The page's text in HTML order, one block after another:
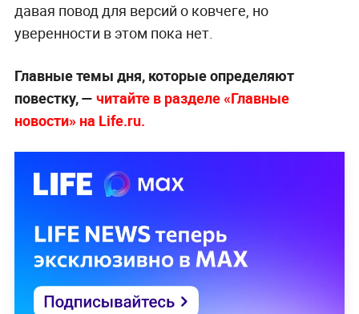
давая повод для версий о ковчеге, но
уверенности в этом пока нет.
Главные темы дня, которые определяют
повестку, — читайте в разделе «Главные
новости» на Life.ru.